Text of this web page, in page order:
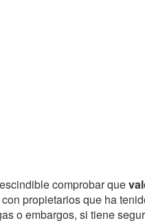
comprobar que
propietarios que ha
o embargos, si tiene